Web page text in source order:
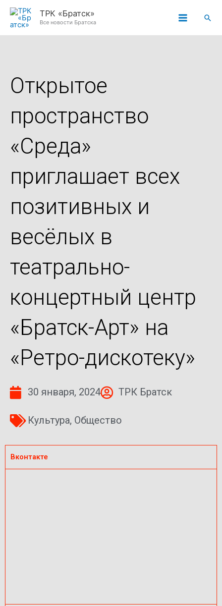
Перейти
ТРК «Братск»
Все новости Братска
Открытое
пространство
«Среда»
приглашает всех
позитивных и
весёлых в
театрально-
концертный центр
«Братск-Арт» на
«Ретро-дискотеку»
30 января, 2024 ТРК Братск
Культура, Общество
Вконтакте